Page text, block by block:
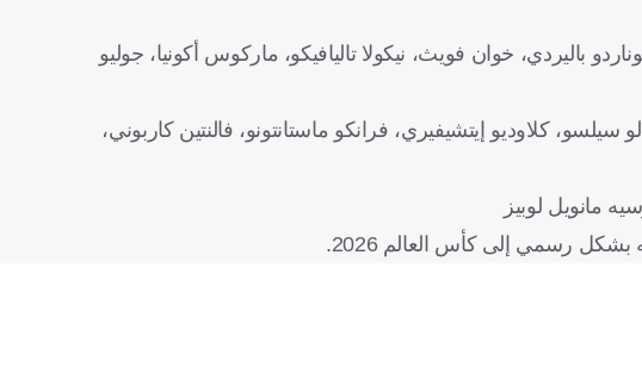
باليردي، خوان فويث، نيكولا تاليافيكو، ماركوس أكونيا، جوليو
كلاوديو إيتشيفيري، فرانكو ماستانتونو، فالنتين كاربوني،
مانويل لوبيز